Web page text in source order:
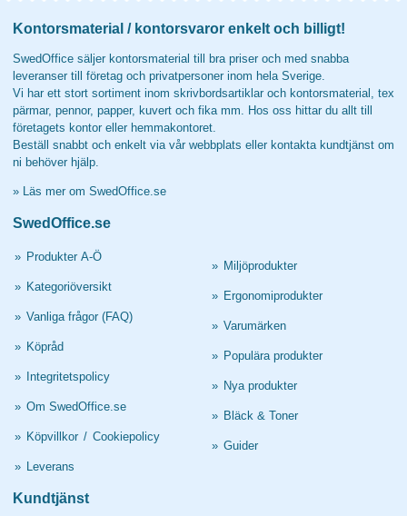
Kontorsmaterial / kontorsvaror enkelt och billigt!
SwedOffice säljer kontorsmaterial till bra priser och med snabba
leveranser till företag och privatpersoner inom hela Sverige.
Vi har ett stort sortiment inom skrivbordsartiklar och kontorsmaterial, tex
pärmar, pennor, papper, kuvert och fika mm. Hos oss hittar du allt till
företagets kontor eller hemmakontoret.
Beställ snabbt och enkelt via vår webbplats eller kontakta kundtjänst om
ni behöver hjälp.
» Läs mer om SwedOffice.se
SwedOffice.se
» Produkter A-Ö
» Kategoriöversikt
» Vanliga frågor (FAQ)
» Köpråd
» Integritetspolicy
» Om SwedOffice.se
» Köpvillkor / Cookiepolicy
» Leverans
» Miljöprodukter
» Ergonomiprodukter
» Varumärken
» Populära produkter
» Nya produkter
» Bläck & Toner
» Guider
Kundtjänst